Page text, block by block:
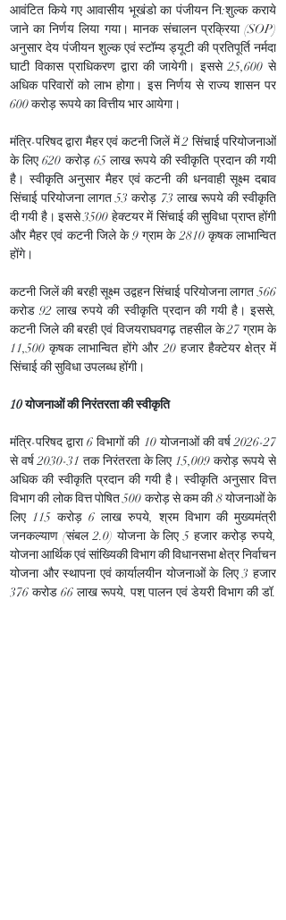
आवंटित किये गए आवासीय भूखंडो का पंजीयन नि:शुल्क कराये
जाने का निर्णय लिया गया। मानक संचालन प्रक्रिया (SOP)
अनुसार देय पंजीयन शुल्क एवं स्टॉम्य ड्यूटी की प्रतिपूर्ति नर्मदा
घाटी विकास प्राधिकरण द्वारा की जायेगी। इससे 25,600 से
अधिक परिवारों को लाभ होगा। इस निर्णय से राज्य शासन पर
600 करोड़ रूपये का वित्तीय भार आयेगा।
मंत्रि-परिषद द्वारा मैहर एवं कटनी जिलें में 2 सिंचाई परियोजनाओं
के लिए 620 करोड़ 65 लाख रूपये की स्वीकृति प्रदान की गयी
है। स्वीकृति अनुसार मैहर एवं कटनी की धनवाही सूक्ष्म दबाव
सिंचाई परियोजना लागत 53 करोड़ 73 लाख रूपये की स्वीकृति
दी गयी है। इससे 3500 हेक्टयर में सिंचाई की सुविधा प्राप्त होंगी
और मैहर एवं कटनी जिले के 9 ग्राम के 2810 कृषक लाभान्वित
होंगे।
कटनी जिलें की बरही सूक्ष्म उद्वहन सिंचाई परियोजना लागत 566
करोड 92 लाख रुपये की स्वीकृति प्रदान की गयी है। इससे,
कटनी जिले की बरही एवं विजयराघवगढ़ तहसील के 27 ग्राम के
11,500 कृषक लाभान्वित होंगे और 20 हजार हैक्टेयर क्षेत्र में
सिंचाई की सुविधा उपलब्ध होंगी।
10 योजनाओं की निरंतरता की स्वीकृति
मंत्रि-परिषद द्वारा 6 विभागों की 10 योजनाओं की वर्ष 2026-27
से वर्ष 2030-31 तक निरंतरता के लिए 15,009 करोड़ रूपये से
अधिक की स्वीकृति प्रदान की गयी है। स्वीकृति अनुसार वित्त
विभाग की लोक वित्त पोषित 500 करोड़ से कम की 8 योजनाओं के
लिए 115 करोड़ 6 लाख रुपये, श्रम विभाग की मुख्यमंत्री
जनकल्याण (संबल 2.0) योजना के लिए 5 हजार करोड़ रुपये,
योजना आर्थिक एवं सांख्यिकी विभाग की विधानसभा क्षेत्र निर्वाचन
योजना और स्थापना एवं कार्यालयीन योजनाओं के लिए 3 हजार
376 करोड़ 66 लाख रूपये, पशु पालन एवं डेयरी विभाग की डॉ.